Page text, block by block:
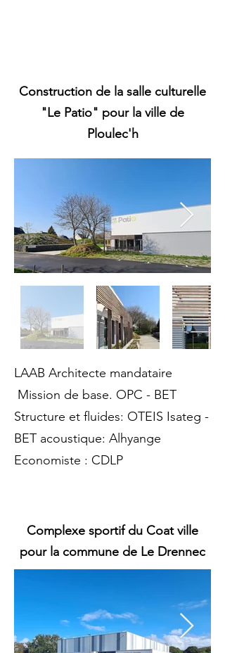
Construction de la salle culturelle
"Le Patio" pour la ville de
Ploulec'h
LAAB Architecte mandataire
Mission de base. OPC - BET
Structure et fluides: OTEIS Isateg -
BET acoustique: Alhyange
Economiste : CDLP
Complexe sportif du Coat ville
pour la commune de Le Drennec